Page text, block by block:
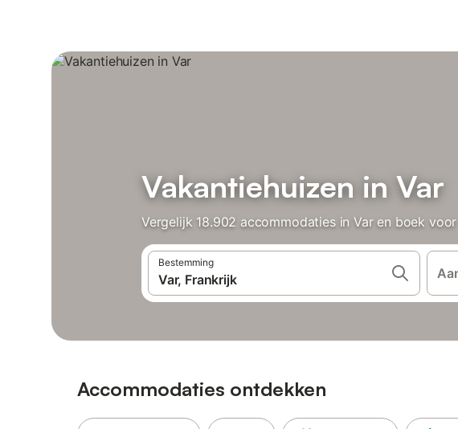
Vakantiehuizen in Var
Vergelijk 18.902 accommodaties in Var en boek
Bestemming
Accommodaties ontdekken